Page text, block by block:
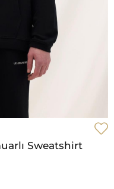
Sweatshirt